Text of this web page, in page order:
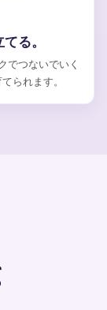
る。
でつないでいく
られます。